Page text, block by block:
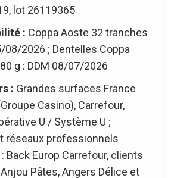
lot 26119365
: Coppa Aoste 32 tranches
08/2026 ; Dentelles Coppa
g : DDM 08/07/2026
: Grandes surfaces France
Casino), Carrefour,
U / Système U ;
réseaux professionnels
Back Europ Carrefour, clients
Pâtes, Angers Délice et